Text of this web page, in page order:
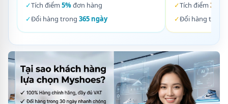
✓Tích điểm 5%đơn hàng
✓Đổi hàng trong 365 ngày
✓Tích điểm 3%
✓Đổi hàng trong